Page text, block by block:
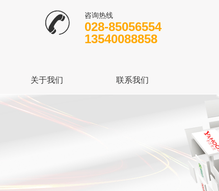
咨询热线
028-85056554
13540088858
关于我们 联系我们